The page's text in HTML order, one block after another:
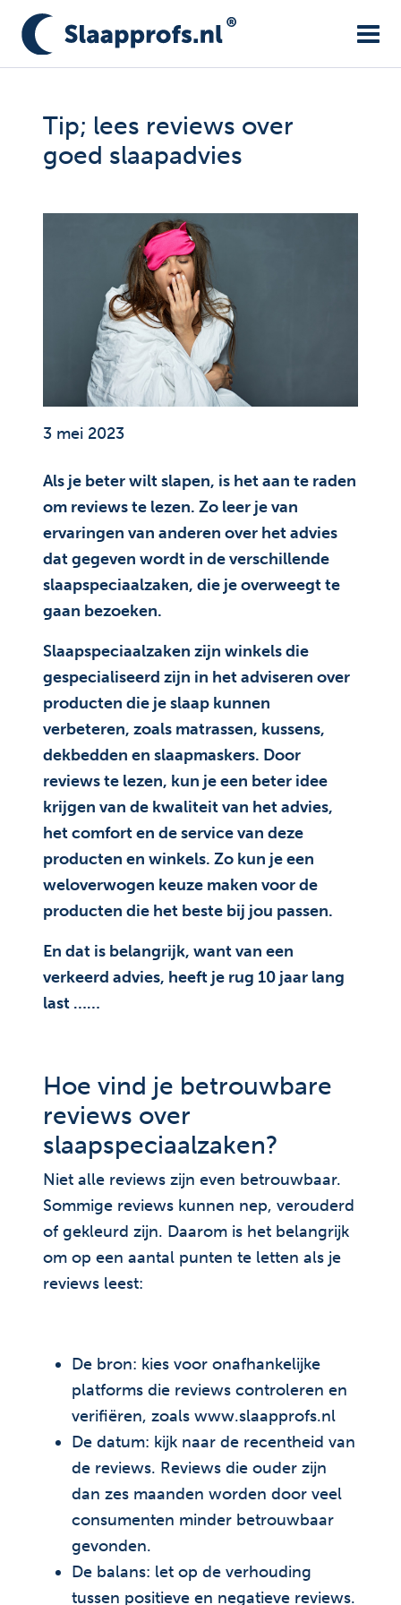
Tip; lees reviews over
goed slaapadvies
3 mei 2023
Als je beter wilt slapen, is het aan te raden
om reviews te lezen. Zo leer je van
ervaringen van anderen over het advies
dat gegeven wordt in de verschillende
slaapspeciaalzaken, die je overweegt te
gaan bezoeken.
Slaapspeciaalzaken zijn winkels die
gespecialiseerd zijn in het adviseren over
producten die je slaap kunnen
verbeteren, zoals matrassen, kussens,
dekbedden en slaapmaskers. Door
reviews te lezen, kun je een beter idee
krijgen van de kwaliteit van het advies,
het comfort en de service van deze
producten en winkels. Zo kun je een
weloverwogen keuze maken voor de
producten die het beste bij jou passen.
En dat is belangrijk, want van een
verkeerd advies, heeft je rug 10 jaar lang
last ……
Hoe vind je betrouwbare
reviews over
slaapspeciaalzaken?
Niet alle reviews zijn even betrouwbaar.
Sommige reviews kunnen nep, verouderd
of gekleurd zijn. Daarom is het belangrijk
om op een aantal punten te letten als je
reviews leest:
De bron: kies voor onafhankelijke
platforms die reviews controleren en
verifiëren, zoals www.slaapprofs.nl
De datum: kijk naar de recentheid van
de reviews. Reviews die ouder zijn
dan zes maanden worden door veel
consumenten minder betrouwbaar
gevonden.
De balans: let op de verhouding
tussen positieve en negatieve reviews.